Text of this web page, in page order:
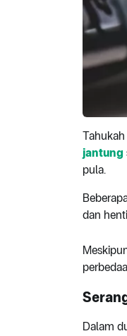
jantung
pula.
dan
Dalam